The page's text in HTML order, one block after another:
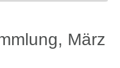
März